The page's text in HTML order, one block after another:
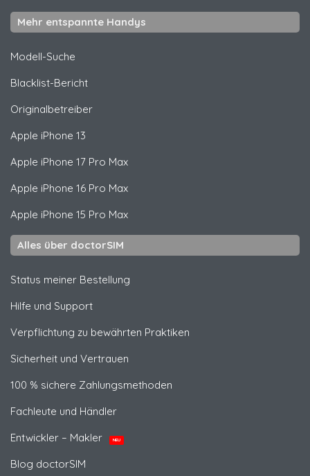
Mehr entspannte Handys
Modell-Suche
Blacklist-Bericht
Originalbetreiber
Apple iPhone 13
Apple iPhone 17 Pro Max
Apple iPhone 16 Pro Max
Apple iPhone 15 Pro Max
Alles über doctorSIM
Status meiner Bestellung
Hilfe und Support
Verpflichtung zu bewährten Praktiken
Sicherheit und Vertrauen
100 % sichere Zahlungsmethoden
Fachleute und Händler
Entwickler – Makler
NEU
Blog doctorSIM